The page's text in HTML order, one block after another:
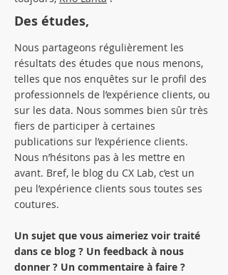
Des études,
Nous partageons régulièrement les
résultats des études que nous menons,
telles que nos enquêtes sur le profil des
professionnels de l’expérience clients, ou
sur les data. Nous sommes bien sûr très
fiers de participer à certaines
publications sur l’expérience clients.
Nous n’hésitons pas à les mettre en
avant. Bref, le blog du CX Lab, c’est un
peu l’expérience clients sous toutes ses
coutures.
Un sujet que vous aimeriez voir traité
dans ce blog ? Un feedback à nous
donner ? Un commentaire à faire ?